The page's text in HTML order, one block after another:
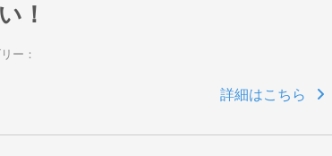
！
ー：
詳細はこちら